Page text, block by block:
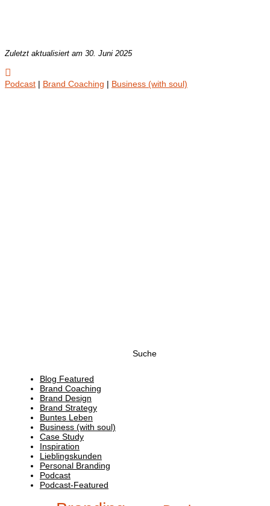
Zuletzt aktualisiert am 30. Juni 2025

Podcast | Brand Coaching | Business (with soul)
Blog Featured
Brand Coaching
Brand Design
Brand Strategy
Buntes Leben
Business (with soul)
Case Study
Inspiration
Lieblingskunden
Personal Branding
Podcast
Podcast-Featured